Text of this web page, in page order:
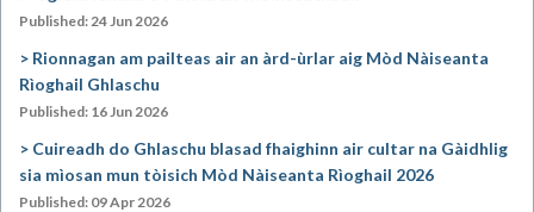
Published: 24 Jun 2026
Rionnagan am pailteas air an àrd-ùrlar aig Mòd Nàiseanta
Rìoghail Ghlaschu
Published: 16 Jun 2026
Cuireadh do Ghlaschu blasad fhaighinn air cultar na Gàidhlig
sia mìosan mun tòisich Mòd Nàiseanta Rìoghail 2026
Published: 09 Apr 2026